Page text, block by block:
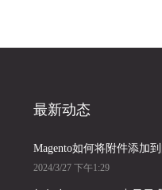
最新动态
Magento如何将附件添加
2024/3/27 下午1:29